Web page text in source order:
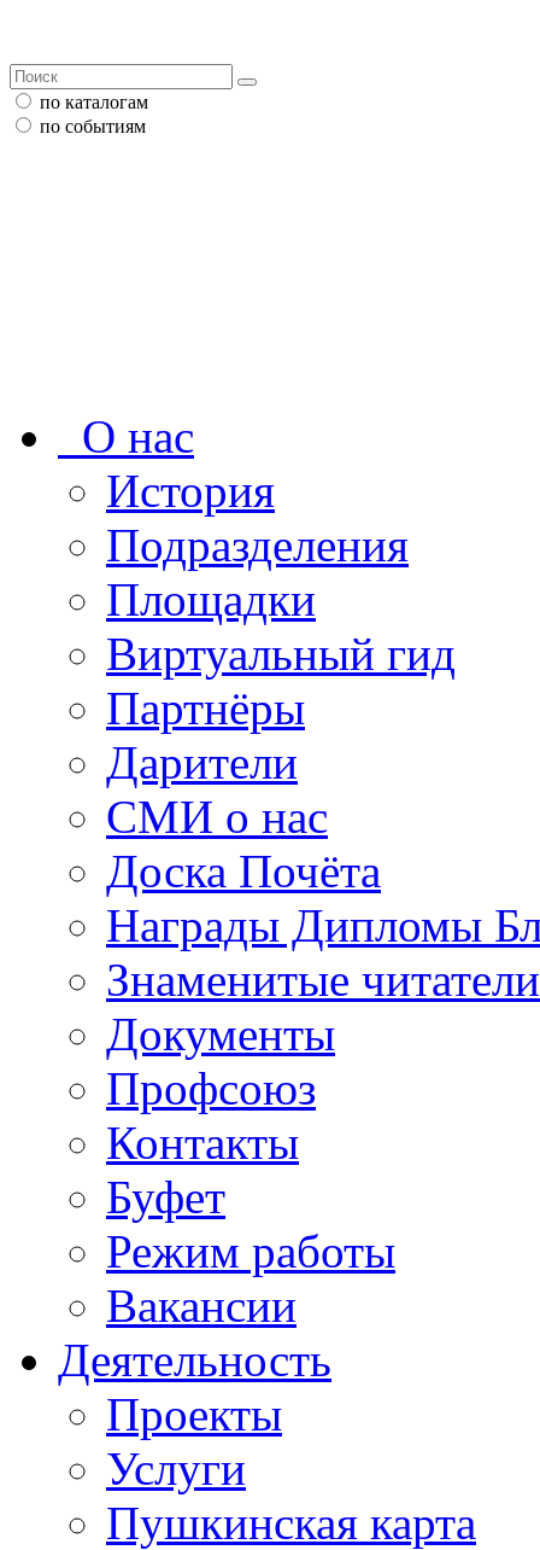
по каталогам
по событиям
О нас
История
Подразделения
Площадки
Виртуальный гид
Партнёры
Дарители
СМИ о нас
Доска Почёта
Награды Дипломы
Знаменитые
Документы
Профсоюз
Контакты
Буфет
Режим работы
Вакансии
Деятельность
Проекты
Услуги
Пушкинская карта